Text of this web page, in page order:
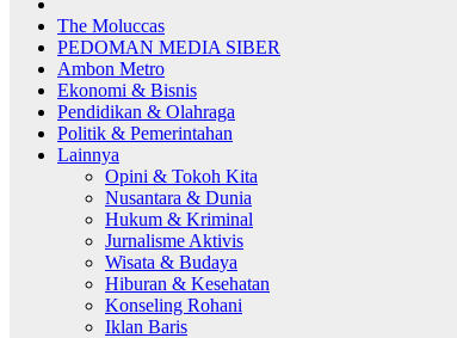
The Moluccas
PEDOMAN MEDIA SIBER
Ambon Metro
Ekonomi & Bisnis
Pendidikan & Olahraga
Politik & Pemerintahan
Lainnya
Opini & Tokoh Kita
Nusantara & Dunia
Hukum & Kriminal
Jurnalisme Aktivis
Wisata & Budaya
Hiburan & Kesehatan
Konseling Rohani
Iklan Baris